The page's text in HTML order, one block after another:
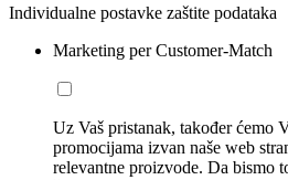
Individualne postavke zaštite podataka
Marketing per Customer-Match
Uz Vaš pristanak, također ćemo
promocijama izvan naše web
relevantne proizvode. Da bismo